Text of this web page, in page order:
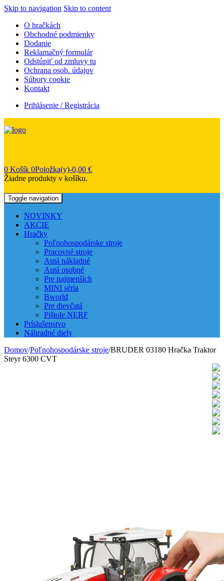
Skip to navigation Skip to content
O hračkách
Obchodné podmienky
Dodanie
Reklamačný formulár
Odstúpiť od zmluvy tu
Ochrana osob. údajov
Súbory cookie
Kontakt
Prihlásenie / Registrácia
0 Košík 0Položka(y)-0,00 €
Žiadne produkty v košíku.
Toggle navigation
NOVINKY
AKCIE
Hračky
Poľnohospodárske stroje
Pracovné stroje
Autá nákladné
Autá osobné
Pre najmenších
MINI séria
Bworld
Pre dievčatá
Pištole NERF
Príslušenstvo
Náhradné diely
Domov/Poľnohospodárske stroje/BRUDER 03180 Hračka Traktor
Steyr 6300 CVT